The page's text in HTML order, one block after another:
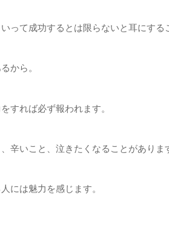
って成功するとは限らないと耳にする
から。
すれば必ず報われます。
辛いこと、泣きたくなることがありま
には魅力を感じます。